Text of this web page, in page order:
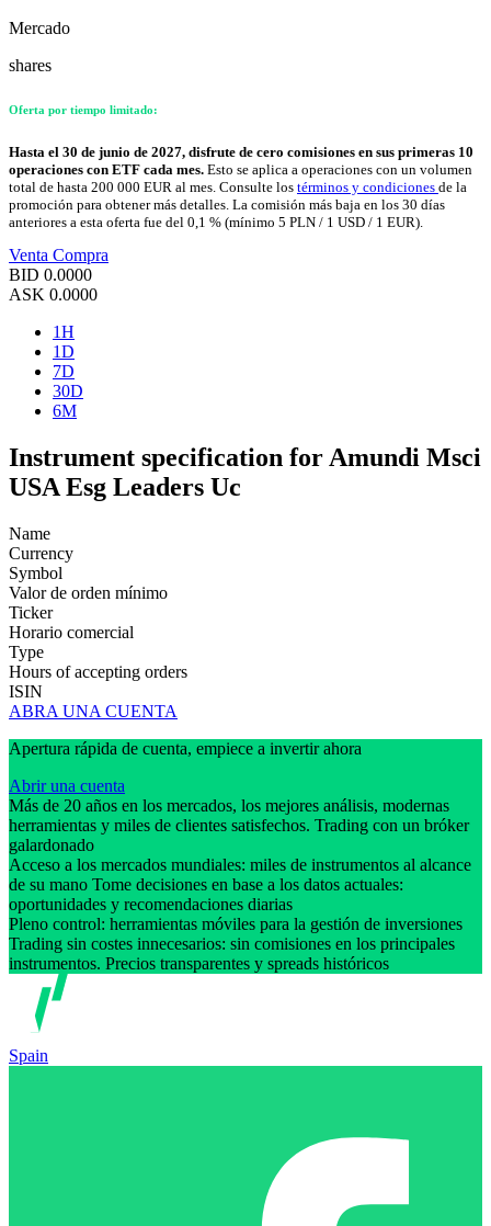
Mercado
shares
Oferta por tiempo limitado:
Hasta el 30 de junio de 2027, disfrute de cero comisiones en sus primeras 10
operaciones con ETF cada mes. Esto se aplica a operaciones con un volumen
total de hasta 200 000 EUR al mes. Consulte los términos y condiciones de la
promoción para obtener más detalles. La comisión más baja en los 30 días
anteriores a esta oferta fue del 0,1 % (mínimo 5 PLN / 1 USD / 1 EUR).
Venta Compra
BID 0.0000
ASK 0.0000
1H
1D
7D
30D
6M
Instrument specification for Amundi Msci
USA Esg Leaders Uc
Name
Currency
Symbol
Valor de orden mínimo
Ticker
Horario comercial
Type
Hours of accepting orders
ISIN
ABRA UNA CUENTA
Apertura rápida de cuenta, empiece a invertir ahora
Abrir una cuenta
Más de 20 años en los mercados, los mejores análisis, modernas
herramientas y miles de clientes satisfechos. Trading con un bróker
galardonado
Acceso a los mercados mundiales: miles de instrumentos al alcance
de su mano Tome decisiones en base a los datos actuales:
oportunidades y recomendaciones diarias
Pleno control: herramientas móviles para la gestión de inversiones
Trading sin costes innecesarios: sin comisiones en los principales
instrumentos. Precios transparentes y spreads históricos
Spain